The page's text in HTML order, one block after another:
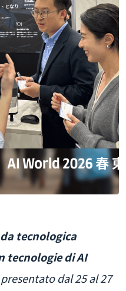
tecnologica
tecnologie di AI
dal 25 al 27